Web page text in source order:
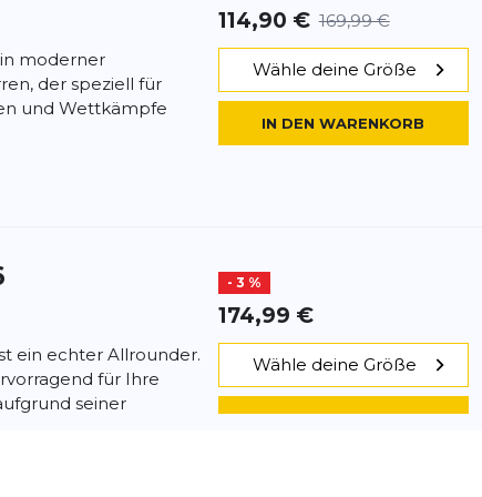
114,90 € 169,99 €
moderner
der speziell für
und Wettkämpfe
Wähle deine Größe
IN DEN WARENKORB
- 3 %
174,99 €
ein echter Allrounder.
für Ihre
seiner
Wähle deine Größe
IN DEN WARENKORB